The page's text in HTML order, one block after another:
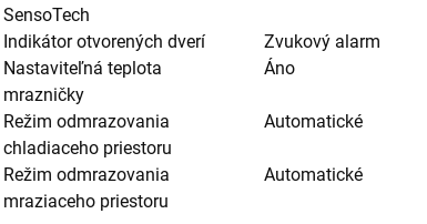
SensoTech
Indikátor otvorených dverí
Zvukový alarm
Nastaviteľná teplota
mrazničky
Áno
Režim odmrazovania
chladiaceho priestoru
Automatické
Režim odmrazovania
mraziaceho priestoru
Automatické